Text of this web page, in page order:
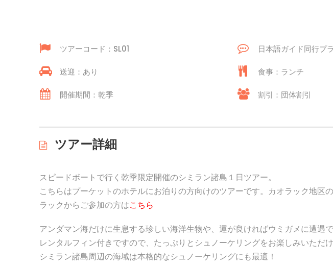
ツアーコード：SL01 日本語ガイド同行プ
送迎：あり 食事：ランチ
開催期間：乾季 割引：団体割引
ツアー詳細
スピードボートで行く乾季限定開催のシミラン諸島１日ツアー。
こちらはプーケットのホテルにお泊りの方向けのツアーです。カオラック地区
ラックからご参加の方はこちら
アンダマン海だけに生息する珍しい海洋生物や、運が良ければウミガメに遭遇
レンタルフィン付きですので、たっぷりとシュノーケリングをお楽しみいただけ
シミラン諸島周辺の海域は本格的なシュノーケリングにも最適！